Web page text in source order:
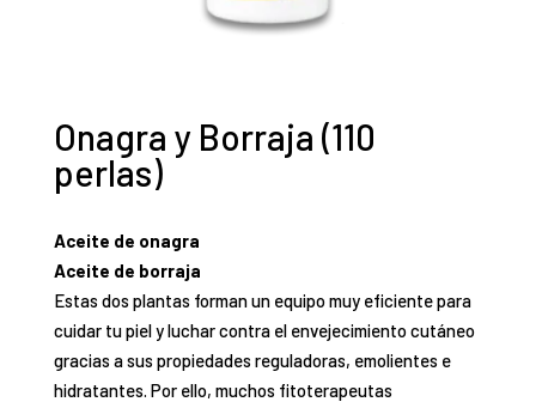
Onagra y Borraja (110
perlas)
Aceite de onagra
Aceite de borraja
Estas dos plantas forman un equipo muy eficiente para
cuidar tu piel y luchar contra el envejecimiento cutáneo
gracias a sus propiedades reguladoras, emolientes e
hidratantes. Por ello, muchos fitoterapeutas